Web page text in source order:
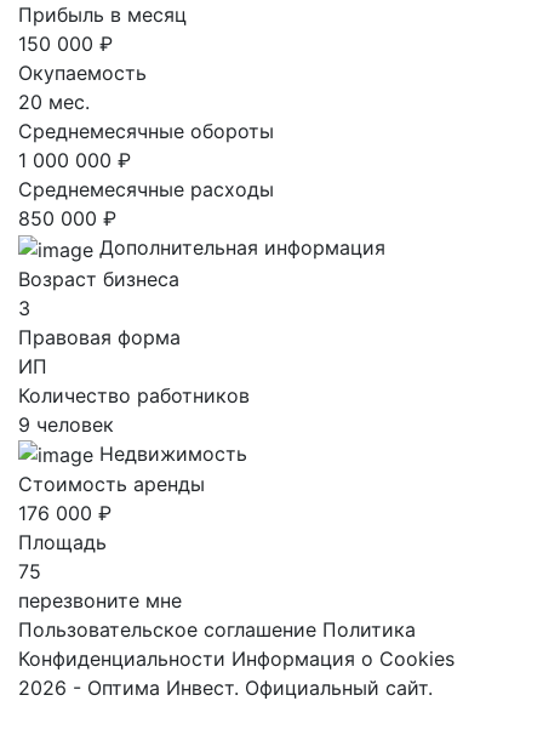
Прибыль в месяц
150 000 ₽
Окупаемость
20 мес.
Среднемесячные обороты
1 000 000 ₽
Среднемесячные расходы
850 000 ₽
Дополнительная информация
Возраст бизнеса
3
Правовая форма
ИП
Количество работников
9 человек
Недвижимость
Стоимость аренды
176 000 ₽
Площадь
75
перезвоните мне
Пользовательское соглашение Политика
Конфиденциальности Информация о Cookies
2026 - Оптима Инвест. Официальный сайт.